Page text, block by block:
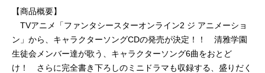
【商品概要】
TVアニメ「ファンタシースターオンライン2 ジ アニメーショ
ン」から、キャラクターソングCDの発売が決定！！ 清雅学園
生徒会メンバー達が歌う、キャラクターソング6曲をおとど
け！ さらに完全書き下ろしのミニドラマも収録する、盛りだく